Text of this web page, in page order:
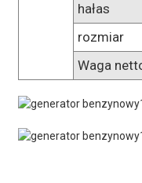
hałas
rozmiar
Waga